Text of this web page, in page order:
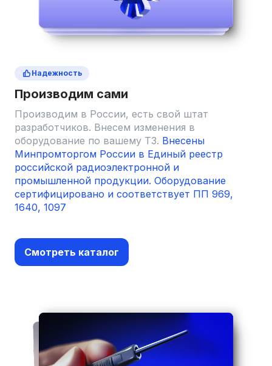
Надежность
Производим сами
Производим в России, есть свой штат
разработчиков. Внесем изменения в
оборудование по вашему ТЗ. Внесены
Минпромторгом России в Единый реестр
российской радиоэлектронной и
промышленной продукции. Оборудование
сертифицировано и соответствует ПП 969,
1640, 1097
Смотреть каталог